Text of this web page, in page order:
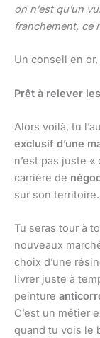
on n’est qu’un
franchement, ce
Un conseil en or,
Prêt à relever
Alors voilà, tu
exclusif d’une
n’est pas juste
carrière de
sur son territoire.
Tu seras tour à
nouveaux
choix d’une
livrer juste à
peinture
C’est un métier
quand tu vois le